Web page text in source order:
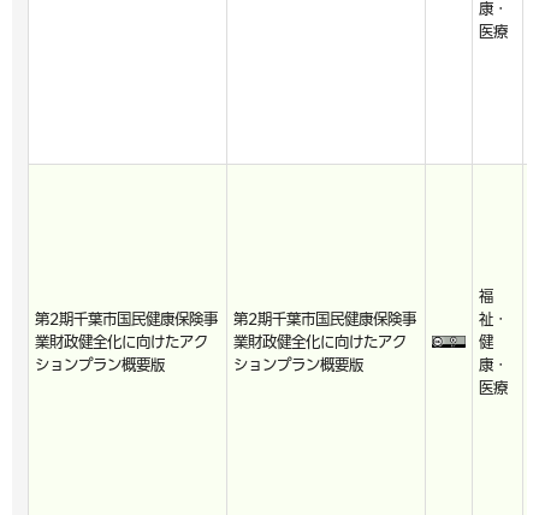
康・
医療
第2期千葉市国民健康保険事
業財政健全化に向けたアク
ションプラン概要版
第2期千葉市国民健康保険事
業財政健全化に向けたアク
ションプラン概要版
福
祉・
健
康・
医療